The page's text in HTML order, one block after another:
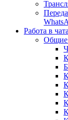
Работа в
Общие